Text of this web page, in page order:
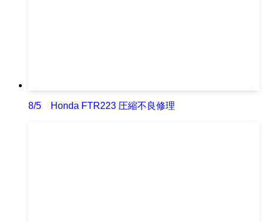
8/5 Honda FTR223 圧縮不良修理